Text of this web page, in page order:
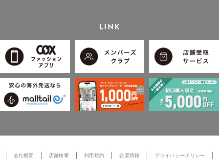
LINK
会社概要 店舗検索 利用規約 企業情報 プライバシーポリシー